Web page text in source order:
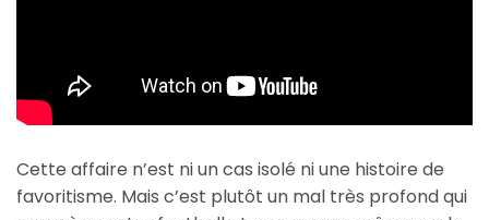
Cette affaire n’est ni un cas isolé ni une histoire de
favoritisme. Mais c’est plutôt un mal très profond qui